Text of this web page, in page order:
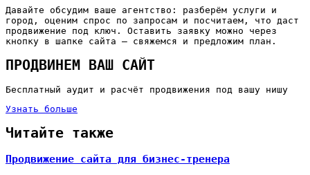
Давайте обсудим ваше агентство: разберём услуги и
город, оценим спрос по запросам и посчитаем, что даст
продвижение под ключ. Оставить заявку можно через
кнопку в шапке сайта — свяжемся и предложим план.
ПРОДВИНЕМ ВАШ САЙТ
Бесплатный аудит и расчёт продвижения под вашу нишу
Узнать больше
Читайте также
Продвижение сайта для бизнес-тренера